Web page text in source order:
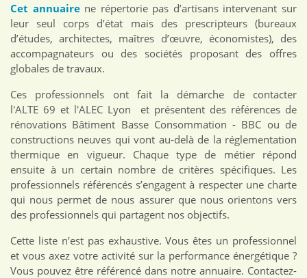
Cet annuairene répertorie pas d’artisans intervenant sur
leur seul corps d’état mais des prescripteurs (bureaux
d’études, architectes, maîtres d’œuvre, économistes), des
accompagnateurs ou des sociétés proposant des offres
globales de travaux.
Ces professionnels ont fait la démarche de contacter
l'ALTE 69 et l'ALEC Lyon et présentent des références de
rénovations Bâtiment Basse Consommation - BBC ou de
constructions neuves qui vont au-delà de la réglementation
thermique en vigueur. Chaque type de métier répond
ensuite à un certain nombre de critères spécifiques. Les
professionnels référencés s’engagent à respecter une charte
qui nous permet de nous assurer que nous orientons vers
des professionnels qui partagent nos objectifs.
Cette liste n’est pas exhaustive. Vous êtes un professionnel
et vous axez votre activité sur la performance énergétique ?
Vous pouvez être référencé dans notre annuaire. Contactez-